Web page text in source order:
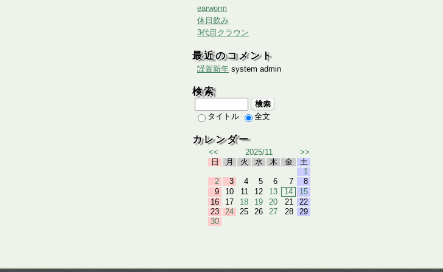
earworm
休日飲み
3代目クラウン
最近のコメント
謹賀新年 system admin
検索
検索
タイトル 全文
カレンダー
<< 2025/11
>>
日
月 火 水 木 金
土
1
2
3 4 5 6 7
8
9
10 11 12 13 14
15
16
17 18 19 20 21
22
23
24 25 26 27 28
29
30